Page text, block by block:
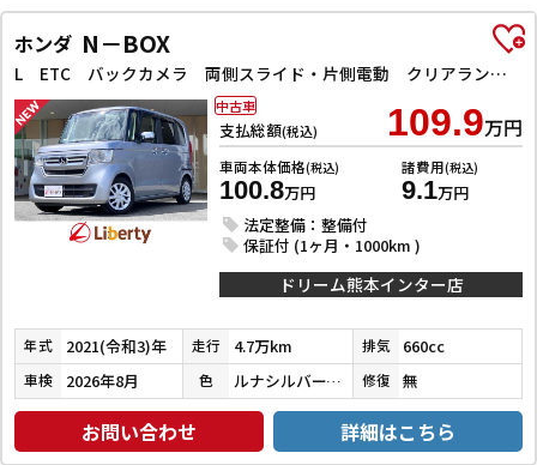
ホンダ N－BOX
L ETC バックカメラ 両側スライド・片側電動 クリアランスソナー オートクルーズコントロール レーンアシスト 衝突被害軽減システム オートライト スマートキー アイドリングストップ 電動格納ミラー
支払総額(税込) 109.9万円
車両本体価格(税込)
100.8万円
諸費用(税込)
9.1万円
法定整備：整備付
保証付 (1ヶ月・1000km )
中古車
ドリーム熊本インター店
年式 2021(令和3)年 走行 4.7万km 排気 660cc
車検 2026年8月 色 ルナシルバーメタリック 修復 無
お問い合わせ 詳細はこちら